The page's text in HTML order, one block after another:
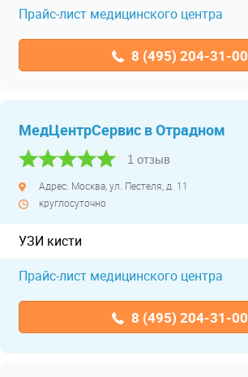
Прайс-лист медицинского центра
8 (495) 204-31-00
МедЦентрСервис в Отрадном
1 отзыв
Адрес: Москва, ул. Пестеля, д. 11
круглосуточно
УЗИ кисти
Прайс-лист медицинского центра
8 (495) 204-31-00